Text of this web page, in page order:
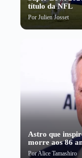
título da NFL
Por Julien Josset
Astro que
morre aos 86
PorAlice Tamashiro